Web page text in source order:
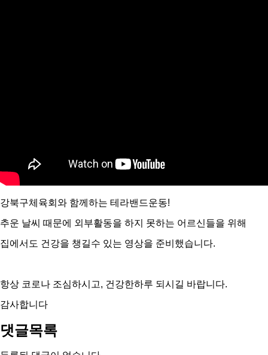
강북구체육회와 함께하는 테라밴드운동!
추운 날씨 때문에 외부활동을 하지 못하는 어르신들을 위해
집에서도 건강을 챙길수 있는 영상을 준비했습니다.
항상 코로나 조심하시고, 건강한하루 되시길 바랍니다.
감사합니다
댓글목록